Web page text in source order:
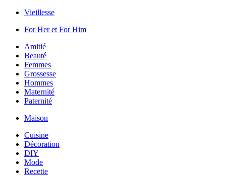
Vieillesse
For Her et For Him
Amitié
Beauté
Femmes
Grossesse
Hommes
Maternité
Paternité
Maison
Cuisine
Décoration
DIY
Mode
Recette